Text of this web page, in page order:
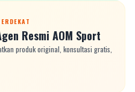
Resmi AOM Sport
produk original, konsultasi gratis,